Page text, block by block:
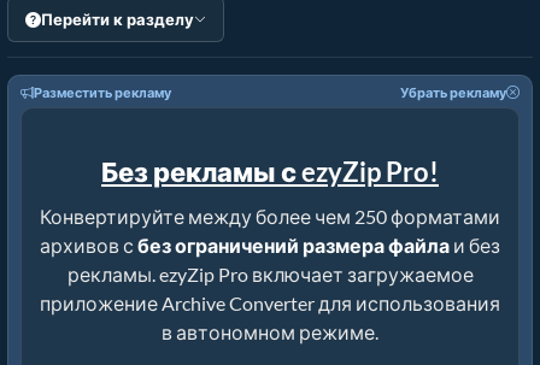
Перейти к разделу
Разместить рекламу Убрать рекламу
Без рекламы с ezyZip Pro!
Конвертируйте между более чем 250 форматами
архивов с без ограничений размера файла и без
рекламы. ezyZip Pro включает загружаемое
приложение Archive Converter для использования
в автономном режиме.